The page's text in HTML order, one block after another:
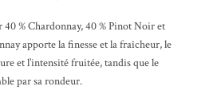
40 % Chardonnay, 40 %Pinot Noiret
apporte la finesse et la fraîcheur, le
et l’intensité fruitée, tandis que le
par sa rondeur.